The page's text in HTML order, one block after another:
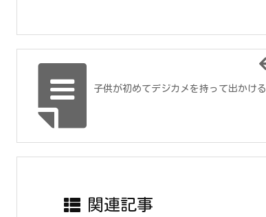
子供が初めてデジカメを持って出かける
関連記事